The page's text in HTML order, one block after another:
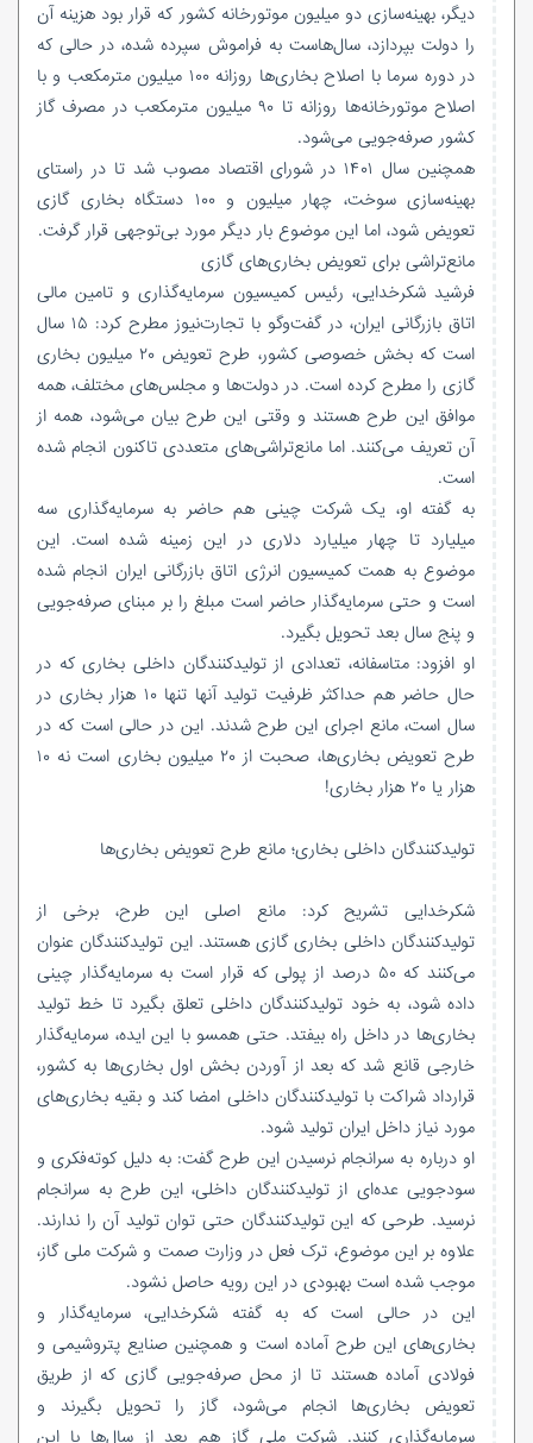
دیگر، بهینه‌سازی دو میلیون موتورخانه کشور که قرار بود هزینه آن
را دولت بپردازد، سال‌هاست به فراموش سپرده شده، در حالی که
در دوره سرما با اصلاح بخاری‌ها روزانه ۱۰۰ میلیون مترمکعب و با
اصلاح موتورخانه‌ها روزانه تا ۹۰ میلیون مترمکعب در مصرف گاز
کشور صرفه‌جویی می‌شود.
همچنین سال ۱۴۰۱ در شورای اقتصاد مصوب شد تا در راستای
بهینه‌سازی سوخت، چهار میلیون و ۱۰۰ دستگاه بخاری گازی
تعویض شود، اما این موضوع بار دیگر مورد بی‌توجهی قرار گرفت.
مانع‌تراشی برای تعویض بخاری‌های گازی
فرشید شکرخدایی، رئیس کمیسیون سرمایه‌گذاری و تامین مالی
اتاق بازرگانی ایران، در گفت‌وگو با تجارت‌نیوز مطرح کرد: ۱۵ سال
است که بخش خصوصی کشور، طرح تعویض ۲۰ میلیون بخاری
گازی را مطرح کرده است. در دولت‌ها و مجلس‌های مختلف، همه
موافق این طرح هستند و وقتی این طرح بیان می‌شود، همه از
آن تعریف می‌کنند. اما مانع‌تراشی‌های متعددی تاکنون انجام شده
است.
به گفته او، یک شرکت چینی هم حاضر به سرمایه‌گذاری سه
میلیارد تا چهار میلیارد دلاری در این زمینه شده است. این
موضوع به همت کمیسیون انرژی اتاق بازرگانی ایران انجام شده
است و حتی سرمایه‌گذار حاضر است مبلغ را بر مبنای صرفه‌جویی
و پنج سال بعد تحویل بگیرد.
او افزود: متاسفانه، تعدادی از تولیدکنندگان داخلی بخاری که در
حال حاضر هم حداکثر ظرفیت تولید آنها تنها ۱۰ هزار بخاری در
سال است، مانع اجرای این طرح شدند. این در حالی است که در
طرح تعویض بخاری‌ها، صحبت از ۲۰ میلیون بخاری است نه ۱۰
هزار یا ۲۰ هزار بخاری!
تولیدکنندگان داخلی بخاری؛ مانع طرح تعویض بخاری‌ها
شکرخدایی تشریح کرد: مانع اصلی این طرح، برخی از
تولیدکنندگان داخلی بخاری گازی هستند. این تولیدکنندگان عنوان
می‌کنند که ۵۰ درصد از پولی که قرار است به سرمایه‌گذار چینی
داده شود، به خود تولیدکنندگان داخلی تعلق بگیرد تا خط تولید
بخاری‌ها در داخل راه بیفتد. حتی همسو با این ایده، سرمایه‌گذار
خارجی قانع شد که بعد از آوردن بخش اول بخاری‌ها به کشور،
قرارداد شراکت با تولیدکنندگان داخلی امضا کند و بقیه بخاری‌های
مورد نیاز داخل ایران تولید شود.
او درباره به سرانجام نرسیدن این طرح گفت: به دلیل کوته‌فکری و
سودجویی عده‌ای از تولیدکنندگان داخلی، این طرح به سرانجام
نرسید. طرحی که این تولیدکنندگان حتی توان تولید آن را ندارند.
علاوه بر این موضوع، ترک فعل در وزارت صمت و شرکت ملی گاز،
موجب شده است بهبودی در این رویه حاصل نشود.
این در حالی است که به گفته شکرخدایی، سرمایه‌گذار و
بخاری‌های این طرح آماده است و همچنین صنایع پتروشیمی و
فولادی آماده هستند تا از محل صرفه‌جویی گازی که از طریق
تعویض بخاری‌ها انجام می‌شود، گاز را تحویل بگیرند و
سرمایه‌گذاری کنند. شرکت ملی گاز هم بعد از سال‌ها با این